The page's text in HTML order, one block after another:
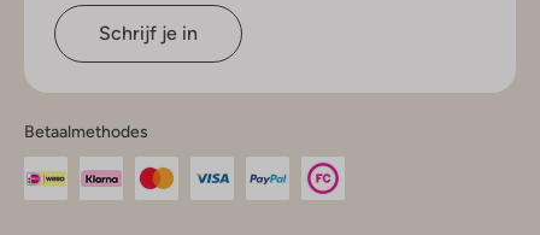
Schrijf je in
Betaalmethodes